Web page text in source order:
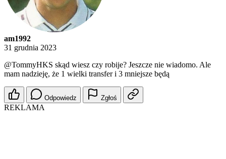
am1992
31 grudnia 2023
@TommyHKS skąd wiesz czy robije? Jeszcze nie wiadomo. Ale
mam nadzieję, że 1 wielki transfer i 3 mniejsze będą
Odpowiedz Zgłoś
REKLAMA